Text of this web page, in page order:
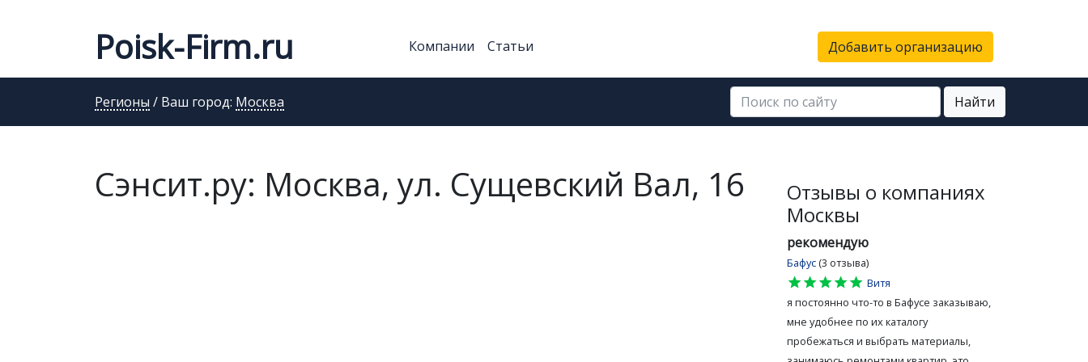
Poisk-Firm.ru Компании Статьи Добавить организацию
Регионы / Ваш город: Москва Найти
Сэнсит.ру: Москва, ул. Сущевский Вал, 16
Отзывы о компаниях
Москвы
рекомендую
Бафус (3 отзыва)
star
star
star
star
star
Витя
я постоянно что-то в Бафусе заказываю,
мне удобнее по их каталогу
пробежаться и выбрать материалы,